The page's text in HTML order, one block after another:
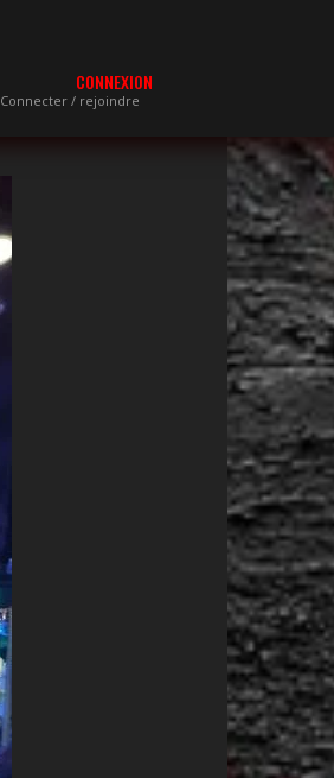
CONNEXION
Connecter / rejoindre